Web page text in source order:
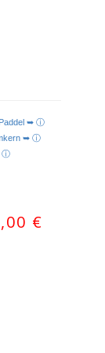
Paddel ➥ ⓘ
➥ ⓘ
ⓘ
€